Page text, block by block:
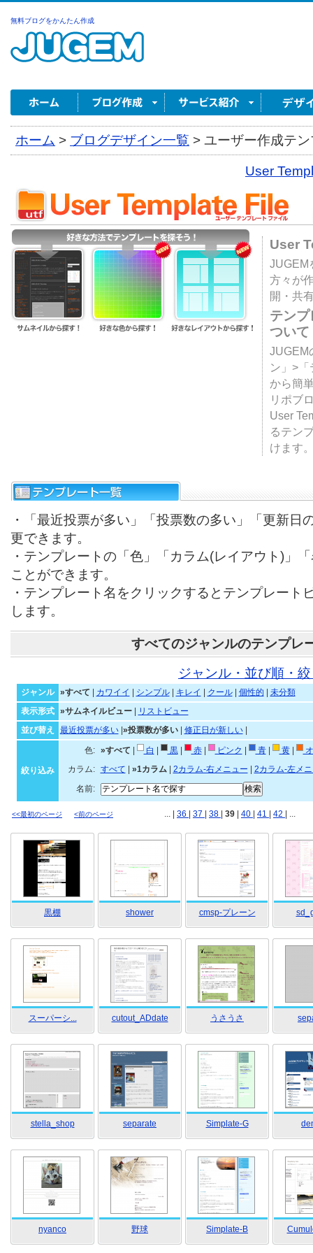
無料ブログをかんたん作成
ホーム > ブログデザイン一覧 > ユーザー作成テ
User
User
JUGEM
方々が
開・共
テン
ついて
JUGEM
ン」>
から簡
リポブ
User
るテン
けます
・「最近投票が多い」「投票数の多い」「更新日
更できます。
・テンプレートの「色」「カラム(レイアウト)」
ことができます。
・テンプレート名をクリックするとテンプレート
します。
すべてのジャンルのテンプレ
ジャンル・並び順・
ジャンル »すべて カワイイ シンプル| キレイ クール| 個性的
未分類
表示形式
»サムネイルビュー|
リストビュー
並び替え
最近投票が多い| »投票数が多い| 修正日が新しい|
絞り込み
色: »すべて 白 黒| 赤| ピンク 青| 黄|
カラム:
すべて »1カラム| 2カラム-右メニュー
2カラム-左メ
名前:
<<最初のページ <前のページ ... | 36 37 38 39 40 41 42 | ...
黒棚 shower cmsp-プレーン
スーパーシ... cutout_ADdate うさうさ
stella_shop separate Simplate-G
nyanco 野球 Simplate-B